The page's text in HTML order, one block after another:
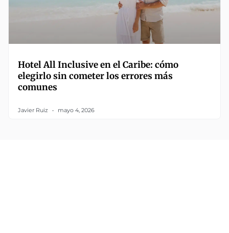
Hotel All Inclusive en el Caribe: cómo
elegirlo sin cometer los errores más
comunes
Javier Ruiz mayo 4, 2026